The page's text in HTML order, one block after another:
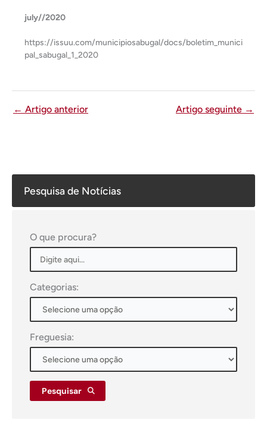
Pesquisa de Notícias
O que procura?
Categorias:
Freguesia:
Pesquisar
july//2020
https://issuu.com/municipiosabugal/docs/boletim_munici
pal_sabugal_1_2020
← Artigo anterior Artigo seguinte →